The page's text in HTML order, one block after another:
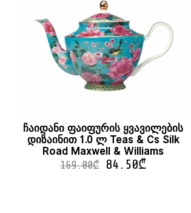
ჩაიდანი ფაიფურის ყვავილების
დიზაინით 1.0 ლ Teas & Cs Silk
Road Maxwell & Williams
169.00₾ 84.50₾